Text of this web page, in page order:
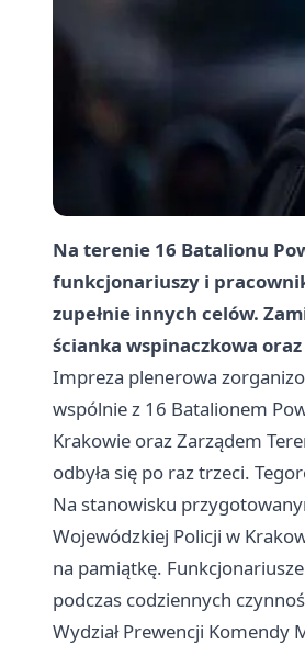
Na terenie 16 Batalionu
funkcjonariuszy i
zupełnie innych celów.
ścianka wspinaczkowa
Impreza plenerowa
wspólnie z 16 Batalionem
Krakowie oraz Zarządem
odbyła się po raz trzeci.
Na stanowisku
Wojewódzkiej Policji w
na pamiątkę.
podczas codziennych
Wydział Prewencji Komendy